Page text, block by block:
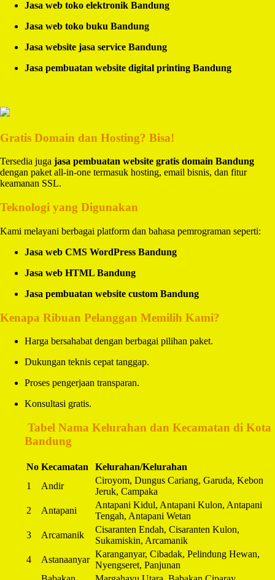
Jasa web toko elektronik Bandung
Jasa web toko buku Bandung
Jasa website jasa service Bandung
Jasa pembuatan website digital printing Bandung
Gratis Domain dan Hosting? Bisa!
Tersedia juga jasa pembuatan website gratis domain Bandung
dengan paket all-in-one termasuk hosting, email bisnis, dan fitur
keamanan SSL.
Teknologi yang Digunakan
Kami melayani berbagai platform dan bahasa pemrograman seperti:
Jasa web CMS WordPress Bandung
Jasa web HTML Bandung
Jasa pembuatan website custom Bandung
Kenapa Ribuan Pelanggan Memilih Kami?
Harga bersahabat dengan berbagai pilihan paket.
Dukungan teknis cepat tanggap.
Proses pengerjaan transparan.
Konsultasi gratis.
Tabel Nama Kelurahan dan Kecamatan di Kota
Bandung
No Kecamatan
Kelurahan/Kelurahan
1
Andir
Ciroyom, Dungus Cariang, Garuda, Kebon
Jeruk, Campaka
2
Antapani
Antapani Kidul, Antapani Kulon, Antapani
Tengah, Antapani Wetan
3
Arcamanik
Cisaranten Endah, Cisaranten Kulon,
Sukamiskin, Arcamanik
4
Astanaanyar
Karanganyar, Cibadak, Pelindung Hewan,
Nyengseret, Panjunan